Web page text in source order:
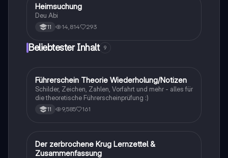
Deutsch
Heimsuchung
Deu Abi
11 14,814 293
Beliebtester Inhalt 9
Lerntipps
Führerschein Theorie Wiederholung/Notizen
Schilder, Zeichen, Zahlen, Vorfahrt und mehr - alles für
die theoretische Führerscheinprüfung :)
11 9,585 161
Deutsch
Der zerbrochene Krug Lernzettel &
Zusammenfassung